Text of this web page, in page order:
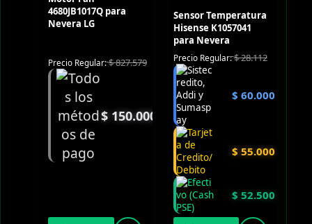
4680JB1017Q para
Nevera LG
Precio Regular:$827.579
$150.000
Sensor Temperatura
Hisense K1057041
para Nevera
Precio Regular:$28.112
$ 60.000
$ 55.000
$ 52.500